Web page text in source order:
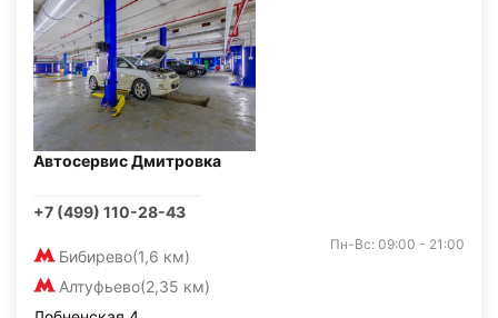
Автосервис Дмитровка
+7 (499) 110-28-43
Бибирево(1,6 км)
Алтуфьево(2,35 км)
Пн-Вс: 09:00 - 21:00